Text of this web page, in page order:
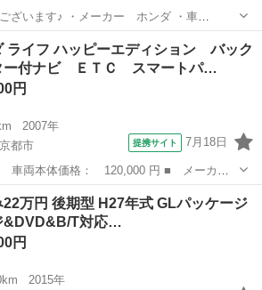
ーカー ホンダ ・車
JB1 ・年式 1998年 ・距
止まる問題なく出来て
泉府中駅 ライフ
ライフ ハッピーエディション バック
ー付ナビ ＥＴＣ スマートパ…
円
2007年
都市
提携サイト 7月18日
ライフ ■ グレード名： ハッピーエデ
付ナビ ＥＴＣ スマートパーキングアシ
22万円 後期型 H27年式 GLパッケージ
&DVD&B/T対応…
円
2015年